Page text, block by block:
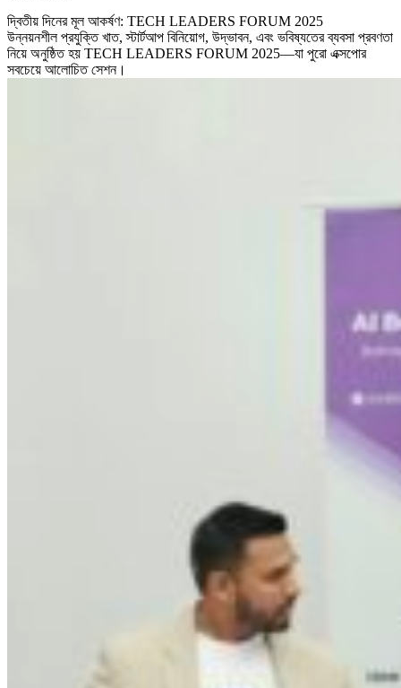
দ্বিতীয় দিনের মূল আকর্ষণ: TECH LEADERS FORUM 2025
উন্নয়নশীল প্রযুক্তি খাত, স্টার্টআপ বিনিয়োগ, উদ্ভাবন, এবং ভবিষ্যতের ব্যবসা প্রবণতা
নিয়ে অনুষ্ঠিত হয় TECH LEADERS FORUM 2025—যা পুরো এক্সপোর
সবচেয়ে আলোচিত সেশন।